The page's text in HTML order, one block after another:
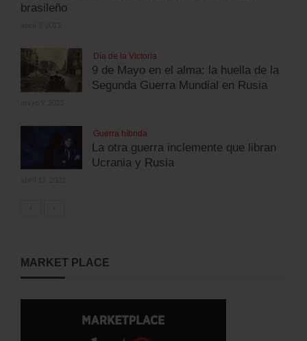
brasileño
Día de la Victoria
9 de Mayo en el alma: la huella de la
Segunda Guerra Mundial en Rusia
Guerra híbrida
La otra guerra inclemente que libran
Ucrania y Rusia
MARKET PLACE